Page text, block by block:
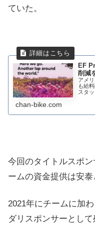
ていた。
EF
削減
アメ
も給
スタ
chan-bike.com
今回のタイトルスポ
ームの資金提供は安泰
2021年にチームに加
ダリスポンサーとし